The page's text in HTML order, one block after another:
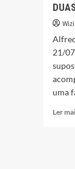
21/
uma
Ler